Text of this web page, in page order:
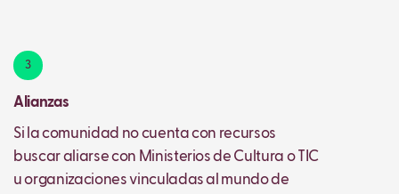
3
Alianzas
Si la comunidad no cuenta con recursos
buscar aliarse con Ministerios de Cultura o TIC
u organizaciones vinculadas al mundo de